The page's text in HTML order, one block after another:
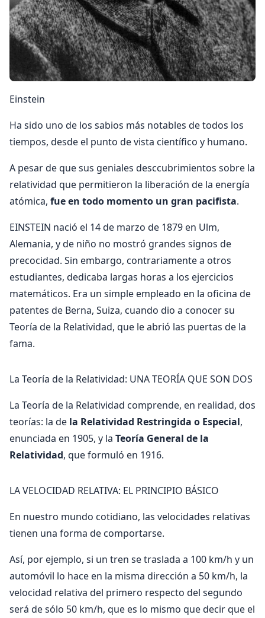
Einstein
Ha sido uno de los sabios más notables de todos los
tiempos, desde el punto de vista científico y humano.
A pesar de que sus geniales desccubrimientos sobre la
relatividad que permitieron la liberación de la energía
atómica, fue en todo momento un gran pacifista.
EINSTEIN nació el 14 de marzo de 1879 en Ulm,
Alemania, y de niño no mostró grandes signos de
precocidad. Sin embargo, contrariamente a otros
estudiantes, dedicaba largas horas a los ejercicios
matemáticos. Era un simple empleado en la oficina de
patentes de Berna, Suiza, cuando dio a conocer su
Teoría de la Relatividad, que le abrió las puertas de la
fama.
La Teoría de la Relatividad: UNA TEORÍA QUE SON DOS
La Teoría de la Relatividad comprende, en realidad, dos
teorías: la de la Relatividad Restringida o Especial,
enunciada en 1905, y la Teoría General de la
Relatividad, que formuló en 1916.
LA VELOCIDAD RELATIVA: EL PRINCIPIO BÁSICO
En nuestro mundo cotidiano, las velocidades relativas
tienen una forma de comportarse.
Así, por ejemplo, si un tren se traslada a 100 km/h y un
automóvil lo hace en la misma dirección a 50 km/h, la
velocidad relativa del primero respecto del segundo
será de sólo 50 km/h, que es lo mismo que decir que el